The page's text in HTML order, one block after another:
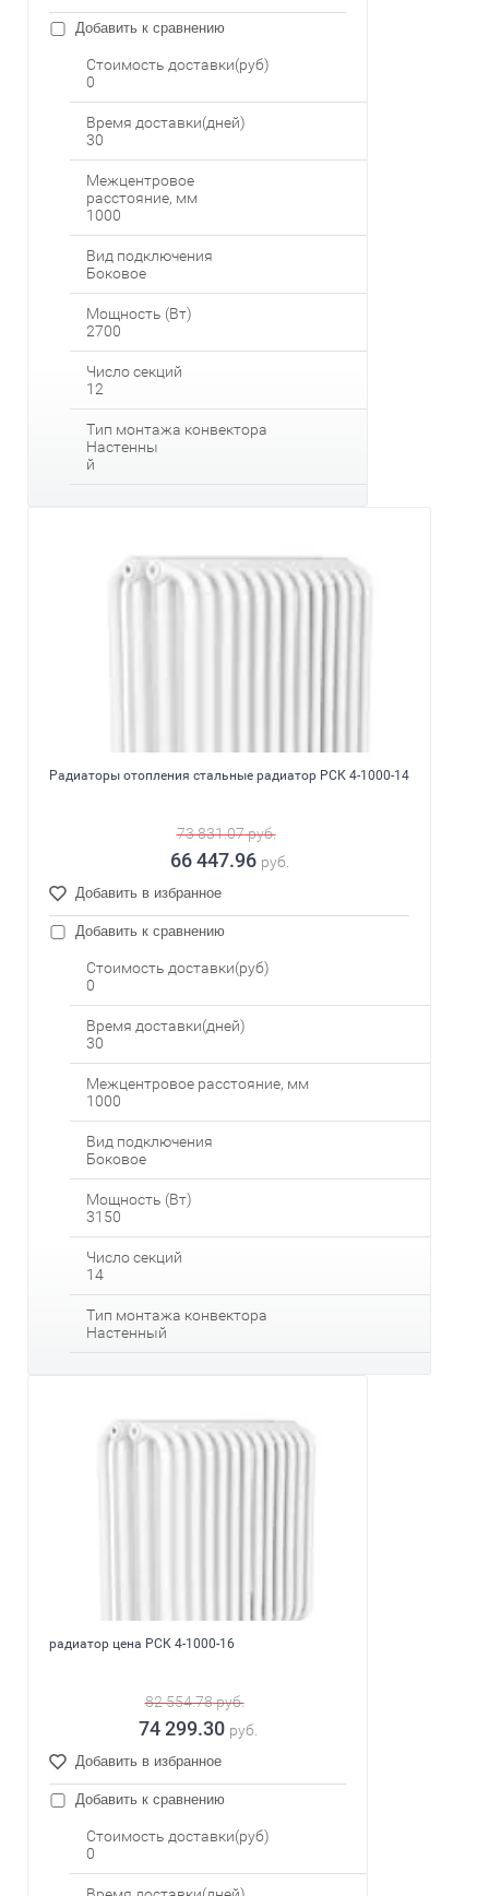
Добавить к сравнению
Стоимость доставки(руб)
0
Время доставки(дней)
30
Межцентровое
расстояние, мм
1000
Вид подключения
Боковое
Мощность (Вт)
2700
Число секций
12
Тип монтажа конвектора
Настенны
й
Радиаторы отопления стальные радиатор РСК 4-1000-14
73 831.07руб.
66 447.96 руб.
Добавить в избранное
Добавить к сравнению
Стоимость доставки(руб)
0
Время доставки(дней)
30
Межцентровое расстояние, мм
1000
Вид подключения
Боковое
Мощность (Вт)
3150
Число секций
14
Тип монтажа конвектора
Настенный
радиатор цена РСК 4-1000-16
82 554.78руб.
74 299.30 руб.
Добавить в избранное
Добавить к сравнению
Стоимость доставки(руб)
0